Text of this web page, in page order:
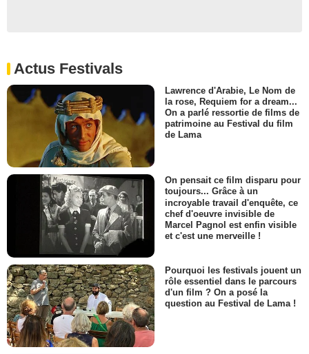
Actus Festivals
Lawrence d'Arabie, Le Nom de
la rose, Requiem for a dream...
On a parlé ressortie de films de
patrimoine au Festival du film
de Lama
On pensait ce film disparu pour
toujours... Grâce à un
incroyable travail d'enquête, ce
chef d'oeuvre invisible de
Marcel Pagnol est enfin visible
et c'est une merveille !
Pourquoi les festivals jouent un
rôle essentiel dans le parcours
d'un film ? On a posé la
question au Festival de Lama !